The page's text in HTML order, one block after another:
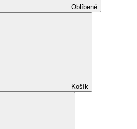
Oblíbené
Košík